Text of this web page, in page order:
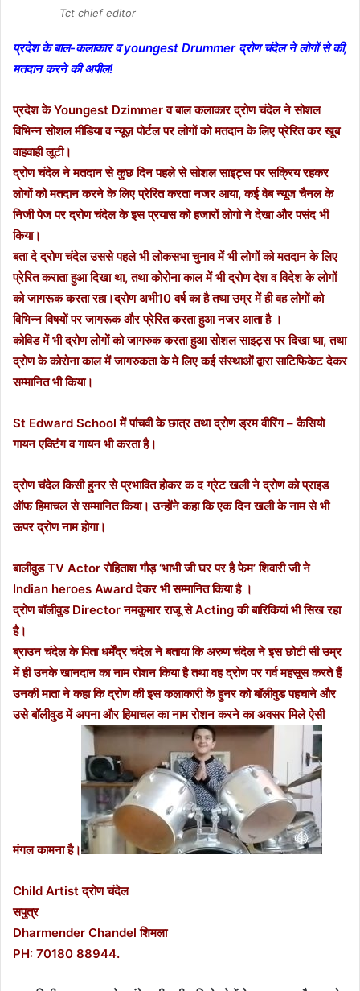
Tct chief editor
प्रदेश के बाल-कलाकार व youngest Drummer द्रोण चंदेल ने लोगों से की,
मतदान करने की अपील!
प्रदेश के Youngest Dzimmer व बाल कलाकार द्रोण चंदेल ने सोशल
विभिन्न सोशल मीडिया व न्यूज़ पोर्टल पर लोगों को मतदान के लिए प्रेरित कर खूब
वाहवाही लूटी।
द्रोण चंदेल ने मतदान से कुछ दिन पहले से सोशल साइट्स पर सक्रिय रहकर
लोगों को मतदान करने के लिए प्रेरित करता नजर आया, कई वेब न्यूज चैनल के
निजी पेज पर द्रोण चंदेल के इस प्रयास को हजारों लोगो ने देखा और पसंद भी
किया।
बता दे द्रोण चंदेल उससे पहले भी लोकसभा चुनाव में भी लोगों को मतदान के लिए
प्रेरित कराता हुआ दिखा था, तथा कोरोना काल में भी द्रोण देश व विदेश के लोगों
को जागरूक करता रहा।द्रोण अभी10 वर्ष का है तथा उम्र में ही वह लोगों को
विभिन्न विषयों पर जागरूक और प्रेरित करता हुआ नजर आता है ।
कोविड में भी द्रोण लोगों को जागरुक करता हुआ सोशल साइट्स पर दिखा था, तथा
द्रोण के कोरोना काल में जागरुकता के मे लिए कई संस्थाओं द्वारा साटिफिकेट देकर
सम्मानित भी किया।
St Edward School में पांचवी के छात्र तथा द्रोण ड्रम वीरिंग – कैसियो
गायन एक्टिंग व गायन भी करता है।
द्रोण चंदेल किसी हुनर से प्रभावित होकर क द ग्रेट खली ने द्रोण को प्राइड
ऑफ हिमाचल से सम्मानित किया। उन्होंने कहा कि एक दिन खली के नाम से भी
ऊपर द्रोण नाम होगा।
बालीवुड TV Actor रोहिताश गौड़ ‘भाभी जी घर पर है फेम’ शिवारी जी ने
Indian heroes Award देकर भी सम्मानित किया है ।
द्रोण बॉलीवुड Director नमकुमार राजू से Acting की बारिकियां भी सिख रहा
है।
ब्राउन चंदेल के पिता धर्मेंद्र चंदेल ने बताया कि अरुण चंदेल ने इस छोटी सी उम्र
में ही उनके खानदान का नाम रोशन किया है तथा वह द्रोण पर गर्व महसूस करते हैं
उनकी माता ने कहा कि द्रोण की इस कलाकारी के हुनर को बॉलीवुड पहचाने और
उसे बॉलीवुड में अपना और हिमाचल का नाम रोशन करने का अवसर मिले ऐसी
मंगल कामना है।
Child Artist द्रोण चंदेल
सपुत्र
Dharmender Chandel शिमला
PH: 70180 88944.